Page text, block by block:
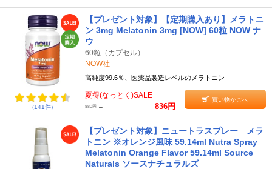
(141件)
【プレゼント対象】【定期購入あり】メラトニ
ン 3mg Melatonin 3mg [NOW] 60粒 NOW ナ
ウ
60粒（カプセル）
NOW社
高純度99.6％、医薬品製造レベルのメラトニン
夏得(なっとく)SALE
880円 → 836円
買い物かごへ
【プレゼント対象】ニュートラスプレー メラ
トニン ※オレンジ風味 59.14ml Nutra Spray
Melatonin Orange Flavor 59.14ml Source
Naturals ソースナチュラルズ